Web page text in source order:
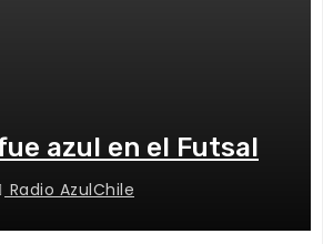
azul en el Futsal
Radio AzulChile